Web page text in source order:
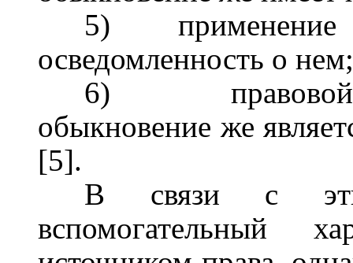
5)
применение
осведомленность о нем;
6)
обыкновение же
[5].
В связи с
вспомогательный